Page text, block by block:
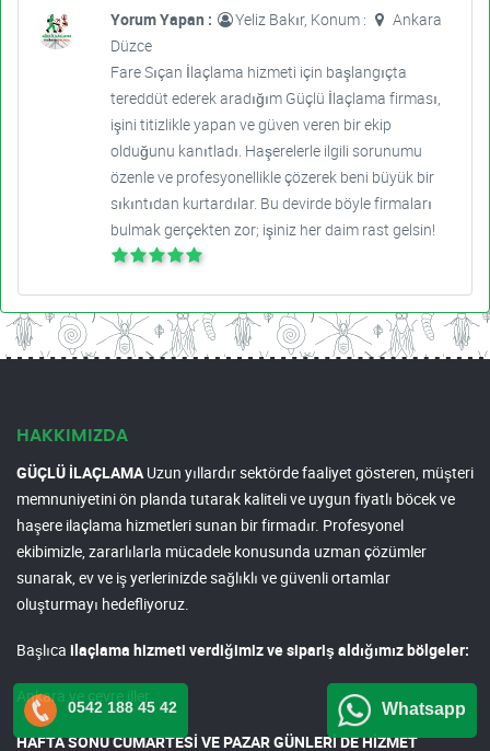
Yorum Yapan : Yeliz Bakır, Konum :
Ankara
Düzce
Fare Sıçan İlaçlama hizmeti için başlangıçta
tereddüt ederek aradığım Güçlü İlaçlama firması,
işini titizlikle yapan ve güven veren bir ekip
olduğunu kanıtladı. Haşerelerle ilgili sorunumu
özenle ve profesyonellikle çözerek beni büyük bir
sıkıntıdan kurtardılar. Bu devirde böyle firmaları
bulmak gerçekten zor; işiniz her daim rast gelsin!
HAKKIMIZDA
GÜÇLÜ İLAÇLAMAUzun yıllardır sektörde faaliyet gösteren, müşteri
memnuniyetini ön planda tutarak kaliteli ve uygun fiyatlı böcek ve
haşere ilaçlama hizmetleri sunan bir firmadır. Profesyonel
ekibimizle, zararlılarla mücadele konusunda uzman çözümler
sunarak, ev ve iş yerlerinizde sağlıklı ve güvenli ortamlar
oluşturmayı hedefliyoruz.
Başlıca ilaçlama hizmeti verdiğimiz ve sipariş aldığımız bölgeler:
Ankara ve çevre iller.
HAFTA SONU CUMARTESİ VE PAZAR GÜNLERİ DE HİZMET
0542 188 45 42 Whatsapp